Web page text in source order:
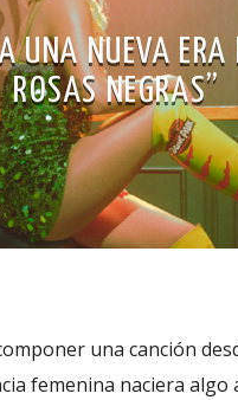
UNA NUEVA ERA
ROSAS NEGRAS”
una canción
femenina naciera algo